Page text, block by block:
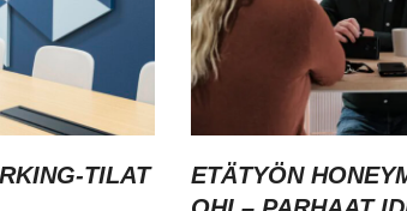
TILAT
ETÄTYÖN